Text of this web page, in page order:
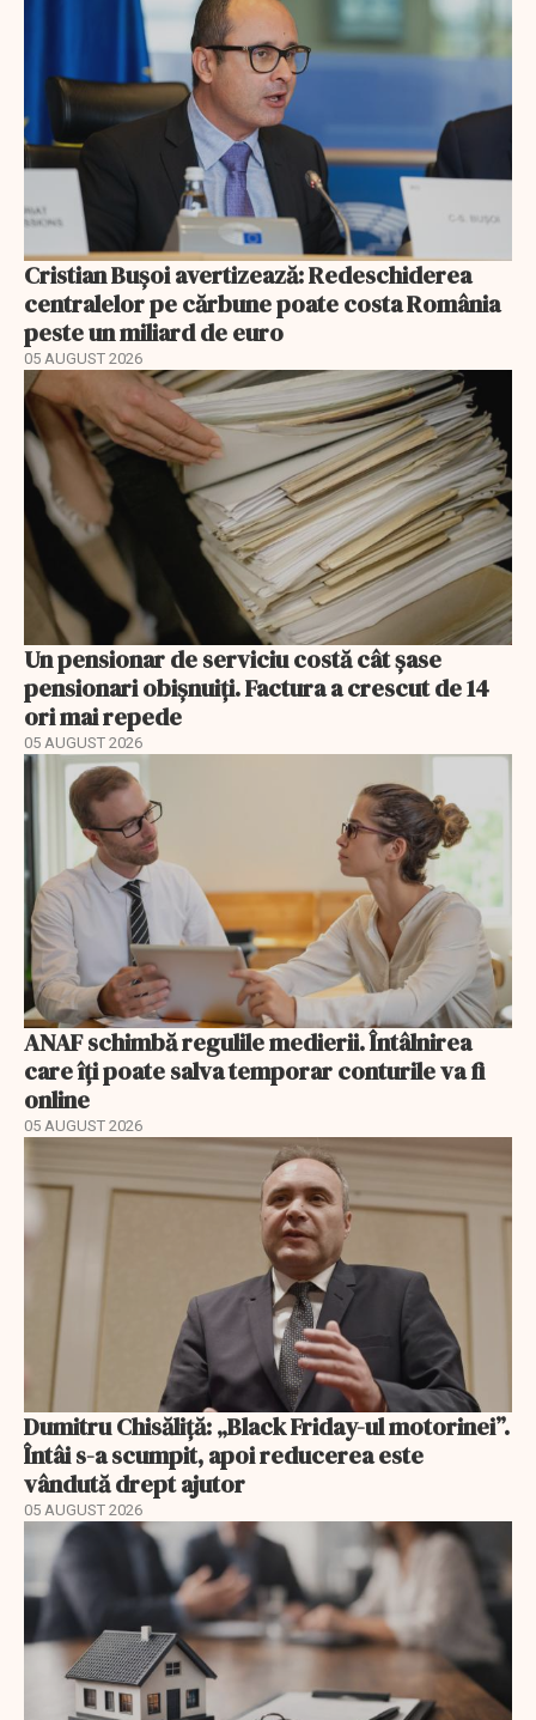
Cristian Bușoi avertizează: Redeschiderea
centralelor pe cărbune poate costa România
peste un miliard de euro
05 AUGUST 2026
Un pensionar de serviciu costă cât șase
pensionari obișnuiți. Factura a crescut de 14
ori mai repede
05 AUGUST 2026
ANAF schimbă regulile medierii. Întâlnirea
care îți poate salva temporar conturile va fi
online
05 AUGUST 2026
Dumitru Chisăliță: „Black Friday-ul motorinei”.
Întâi s-a scumpit, apoi reducerea este
vândută drept ajutor
05 AUGUST 2026